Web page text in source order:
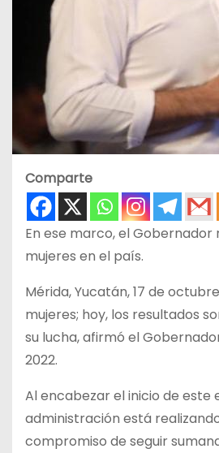
Comparte
En ese marco, el
mujeres en el país.
Mérida, Yucatán, 17 de
mujeres; hoy, los resultados
su lucha, afirmó el
2022.
Al encabezar el inicio de este
administración está
compromiso de seguir